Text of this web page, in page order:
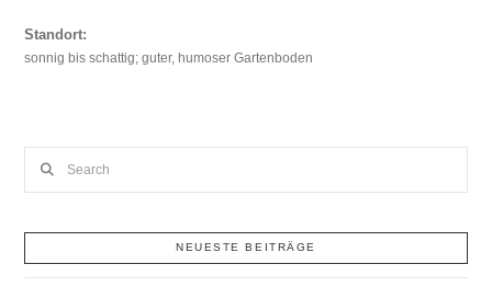
Standort:
sonnig bis schattig; guter, humoser Gartenboden
NEUESTE BEITRÄGE